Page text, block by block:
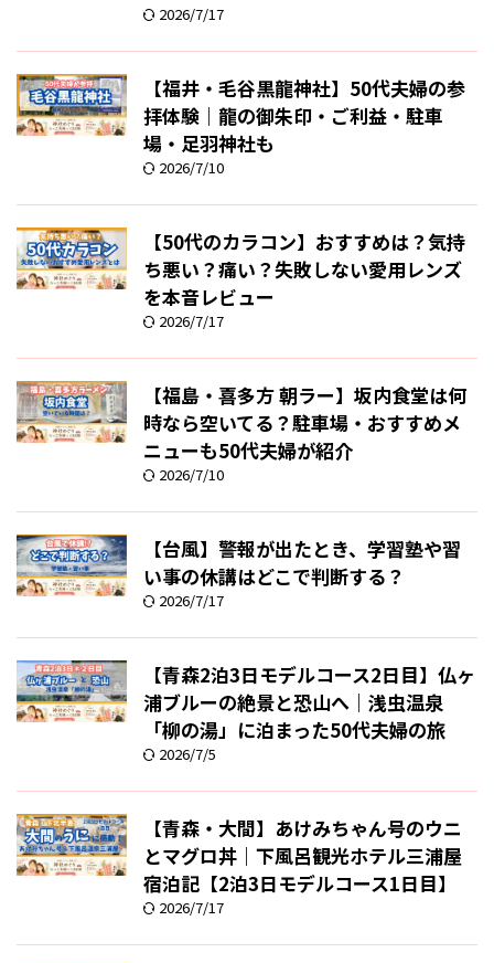
2026/7/17
【福井・毛谷黒龍神社】50代夫婦の参
拝体験｜龍の御朱印・ご利益・駐車
場・足羽神社も
2026/7/10
【50代のカラコン】おすすめは？気持
ち悪い？痛い？失敗しない愛用レンズ
を本音レビュー
2026/7/17
【福島・喜多方 朝ラー】坂内食堂は何
時なら空いてる？駐車場・おすすめメ
ニューも50代夫婦が紹介
2026/7/10
【台風】警報が出たとき、学習塾や習
い事の休講はどこで判断する？
2026/7/17
【青森2泊3日モデルコース2日目】仏ヶ
浦ブルーの絶景と恐山へ｜浅虫温泉
「柳の湯」に泊まった50代夫婦の旅
2026/7/5
【青森・大間】あけみちゃん号のウニ
とマグロ丼｜下風呂観光ホテル三浦屋
宿泊記【2泊3日モデルコース1日目】
2026/7/17